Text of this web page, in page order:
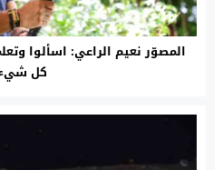
المصوّر نعيم الراعي: اسألوا
كل